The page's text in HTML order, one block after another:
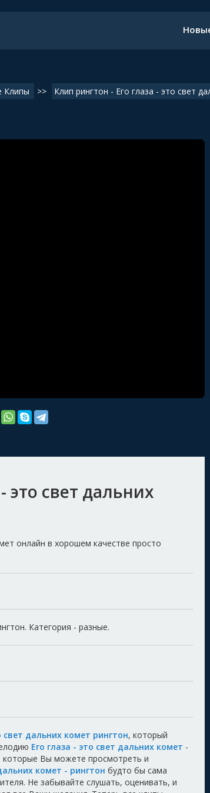
Клипы >> Клип рингтон - Его глаза - это свет
это свет дальних
онлайн в хорошем качестве просто
Категория - разные.
свет дальних комет рингтон, который
Его глаза - это свет дальних комет -
которые Вы можете просмотреть и
комет - рингтон будто бы сама
Не забывайте слушать, оценивать, и